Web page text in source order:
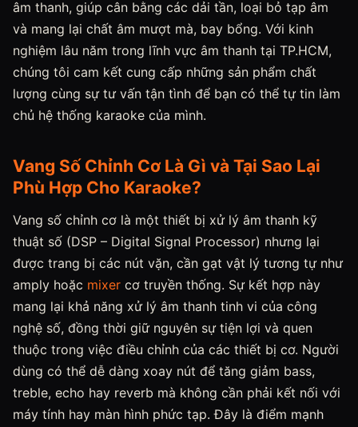
âm thanh, giúp cân bằng các dải tần, loại bỏ tạp âm
và mang lại chất âm mượt mà, bay bổng. Với kinh
nghiệm lâu năm trong lĩnh vực âm thanh tại TP.HCM,
chúng tôi cam kết cung cấp những sản phẩm chất
lượng cùng sự tư vấn tận tình để bạn có thể tự tin làm
chủ hệ thống karaoke của mình.
Vang Số Chỉnh Cơ Là Gì và Tại Sao Lại
Phù Hợp Cho Karaoke?
Vang số chỉnh cơ là một thiết bị xử lý âm thanh kỹ
thuật số (DSP – Digital Signal Processor) nhưng lại
được trang bị các nút vặn, cần gạt vật lý tương tự như
amply hoặc mixer cơ truyền thống. Sự kết hợp này
mang lại khả năng xử lý âm thanh tinh vi của công
nghệ số, đồng thời giữ nguyên sự tiện lợi và quen
thuộc trong việc điều chỉnh của các thiết bị cơ. Người
dùng có thể dễ dàng xoay nút để tăng giảm bass,
treble, echo hay reverb mà không cần phải kết nối với
máy tính hay màn hình phức tạp. Đây là điểm mạnh